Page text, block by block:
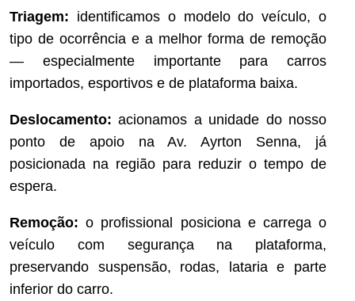
Triagem: identificamos o modelo do veículo, o
tipo de ocorrência e a melhor forma de remoção
— especialmente importante para carros
importados, esportivos e de plataforma baixa.
Deslocamento: acionamos a unidade do nosso
ponto de apoio na Av. Ayrton Senna, já
posicionada na região para reduzir o tempo de
espera.
Remoção: o profissional posiciona e carrega o
veículo com segurança na plataforma,
preservando suspensão, rodas, lataria e parte
inferior do carro.